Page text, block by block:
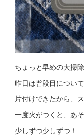
ちょっと早めの大掃
昨日は普段目につい
片付けできたから、
一度火がつくと、あ
少しずつ少しずつ！